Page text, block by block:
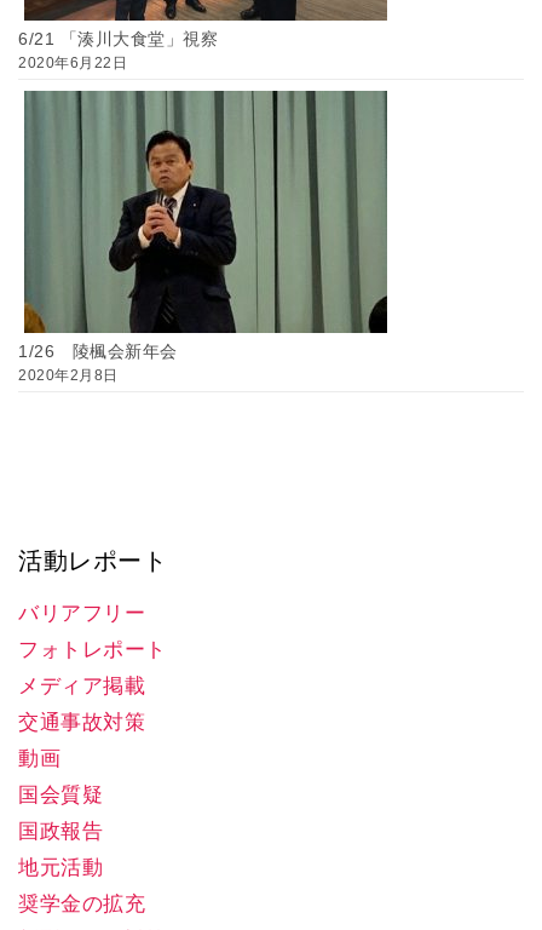
6/21 「湊川大食堂」視察
2020年6月22日
1/26 陵楓会新年会
2020年2月8日
活動レポート
バリアフリー
フォトレポート
メディア掲載
交通事故対策
動画
国会質疑
国政報告
地元活動
奨学金の拡充